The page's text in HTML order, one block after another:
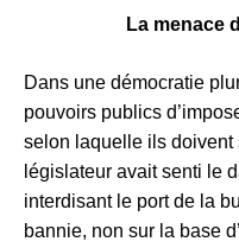
La menace
Dans une démocratie
pouvoirs publics
selon laquelle ils doivent
législateur avait senti le
interdisant le port de la
bannie, non sur la base